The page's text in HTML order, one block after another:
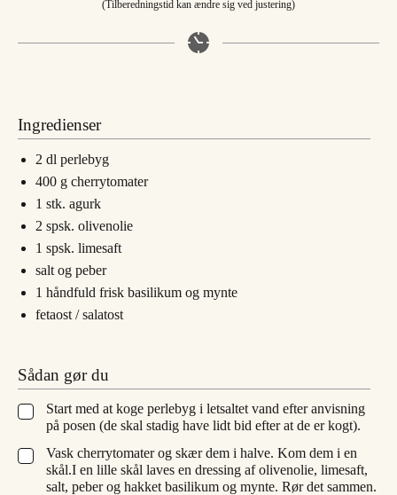
(Tilberedningstid kan ændre sig ved justering)
Ingredienser
2 dl perlebyg
400 g cherrytomater
1 stk. agurk
2 spsk. olivenolie
1 spsk. limesaft
salt og peber
1 håndfuld frisk basilikum og mynte
fetaost / salatost
Sådan gør du
▢
Start med at koge perlebyg i letsaltet vand efter anvisning
på posen (de skal stadig have lidt bid efter at de er kogt).
▢
Vask cherrytomater og skær dem i halve. Kom dem i en
skål.I en lille skål laves en dressing af olivenolie, limesaft,
salt, peber og hakket basilikum og mynte. Rør det sammen.